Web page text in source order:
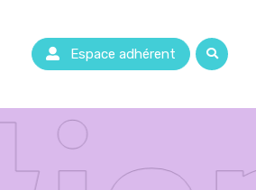
Espace adhérent